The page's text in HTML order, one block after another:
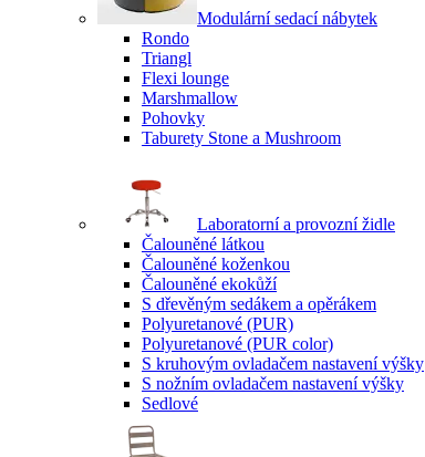
Modulární sedací nábytek
Rondo
Triangl
Flexi lounge
Marshmallow
Pohovky
Taburety Stone a Mushroom
Laboratorní a provozní židle
Čalouněné látkou
Čalouněné koženkou
Čalouněné ekokůží
S dřevěným sedákem a opěrákem
Polyuretanové (PUR)
Polyuretanové (PUR color)
S kruhovým ovladačem nastavení výšky
S nožním ovladačem nastavení výšky
Sedlové